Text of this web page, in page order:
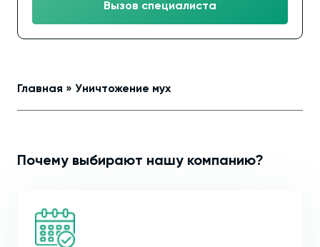
Вызов специалиста
Главная » Уничтожение мух
Почему выбирают нашу компанию?